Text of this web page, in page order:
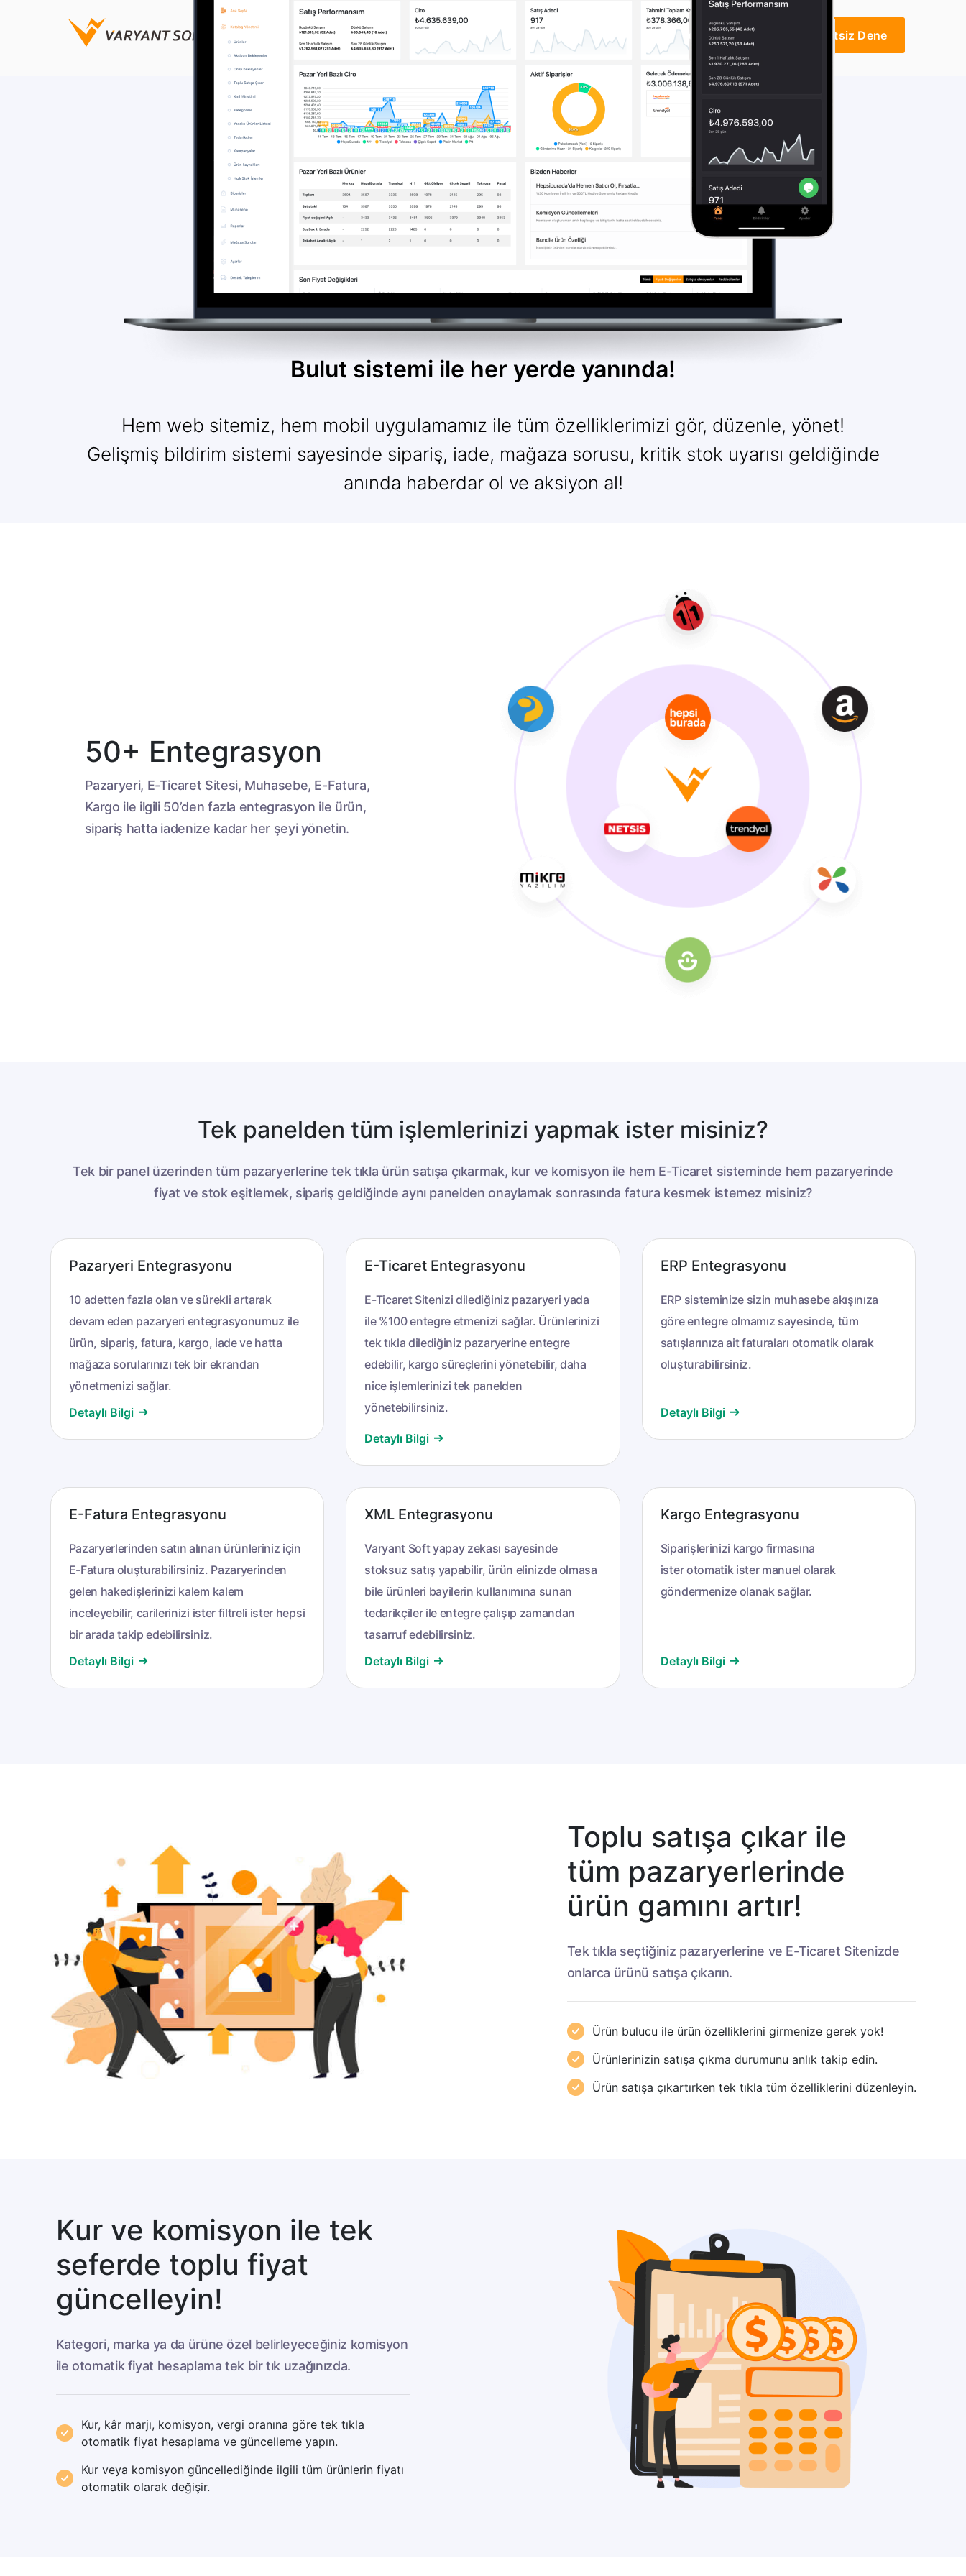
Entegrasyonlar Fiyatlandırma Blog Destek İletişim Ücretsiz Dene
Bulut sistemi ile her yerde yanında!
Hem web sitemiz, hem mobil uygulamamız ile tüm özelliklerimizi gör, düzenle, yönet!
Gelişmiş bildirim sistemi sayesinde sipariş, iade, mağaza sorusu, kritik stok uyarısı geldiğinde
anında haberdar ol ve aksiyon al!
50+ Entegrasyon
Pazaryeri, E-Ticaret Sitesi, Muhasebe, E-Fatura,
Kargo ile ilgili 50’den fazla entegrasyon ile ürün,
sipariş hatta iadenize kadar her şeyi yönetin.
Tek panelden tüm işlemlerinizi yapmak ister misiniz?
Tek bir panel üzerinden tüm pazaryerlerine tek tıkla ürün satışa çıkarmak, kur ve komisyon ile hem E-Ticaret sisteminde hem pazaryerinde
fiyat ve stok eşitlemek, sipariş geldiğinde aynı panelden onaylamak sonrasında fatura kesmek istemez misiniz?
Pazaryeri Entegrasyonu
10 adetten fazla olan ve sürekli artarak
devam eden pazaryeri entegrasyonumuz ile
ürün, sipariş, fatura, kargo, iade ve hatta
mağaza sorularınızı tek bir ekrandan
yönetmenizi sağlar.
Detaylı Bilgi
E-Ticaret Entegrasyonu
E-Ticaret Sitenizi dilediğiniz pazaryeri yada
ile %100 entegre etmenizi sağlar. Ürünlerinizi
tek tıkla dilediğiniz pazaryerine entegre
edebilir, kargo süreçlerini yönetebilir, daha
nice işlemlerinizi tek panelden
yönetebilirsiniz.
Detaylı Bilgi
ERP Entegrasyonu
ERP sisteminize sizin muhasebe akışınıza
göre entegre olmamız sayesinde, tüm
satışlarınıza ait faturaları otomatik olarak
oluşturabilirsiniz.
Detaylı Bilgi
E-Fatura Entegrasyonu
Pazaryerlerinden satın alınan ürünleriniz için
E-Fatura oluşturabilirsiniz. Pazaryerinden
gelen hakedişlerinizi kalem kalem
inceleyebilir, carilerinizi ister filtreli ister hepsi
bir arada takip edebilirsiniz.
Detaylı Bilgi
XML Entegrasyonu
Varyant Soft yapay zekası sayesinde
stoksuz satış yapabilir, ürün elinizde olmasa
bile ürünleri bayilerin kullanımına sunan
tedarikçiler ile entegre çalışıp zamandan
tasarruf edebilirsiniz.
Detaylı Bilgi
Kargo Entegrasyonu
Siparişlerinizi kargo firmasına
ister otomatik ister manuel olarak
göndermenize olanak sağlar.
Detaylı Bilgi
Toplu satışa çıkar ile
tüm pazaryerlerinde
ürün gamını artır!
Tek tıkla seçtiğiniz pazaryerlerine ve E-Ticaret Sitenizde
onlarca ürünü satışa çıkarın.
Ürün bulucu ile ürün özelliklerini girmenize gerek yok!
Ürünlerinizin satışa çıkma durumunu anlık takip edin.
Ürün satışa çıkartırken tek tıkla tüm özelliklerini düzenleyin.
Kur ve komisyon ile tek
seferde toplu fiyat
güncelleyin!
Kategori, marka ya da ürüne özel belirleyeceğiniz komisyon
ile otomatik fiyat hesaplama tek bir tık uzağınızda.
Kur, kâr marjı, komisyon, vergi oranına göre tek tıkla
otomatik fiyat hesaplama ve güncelleme yapın.
Kur veya komisyon güncellediğinde ilgili tüm ürünlerin fiyatı
otomatik olarak değişir.